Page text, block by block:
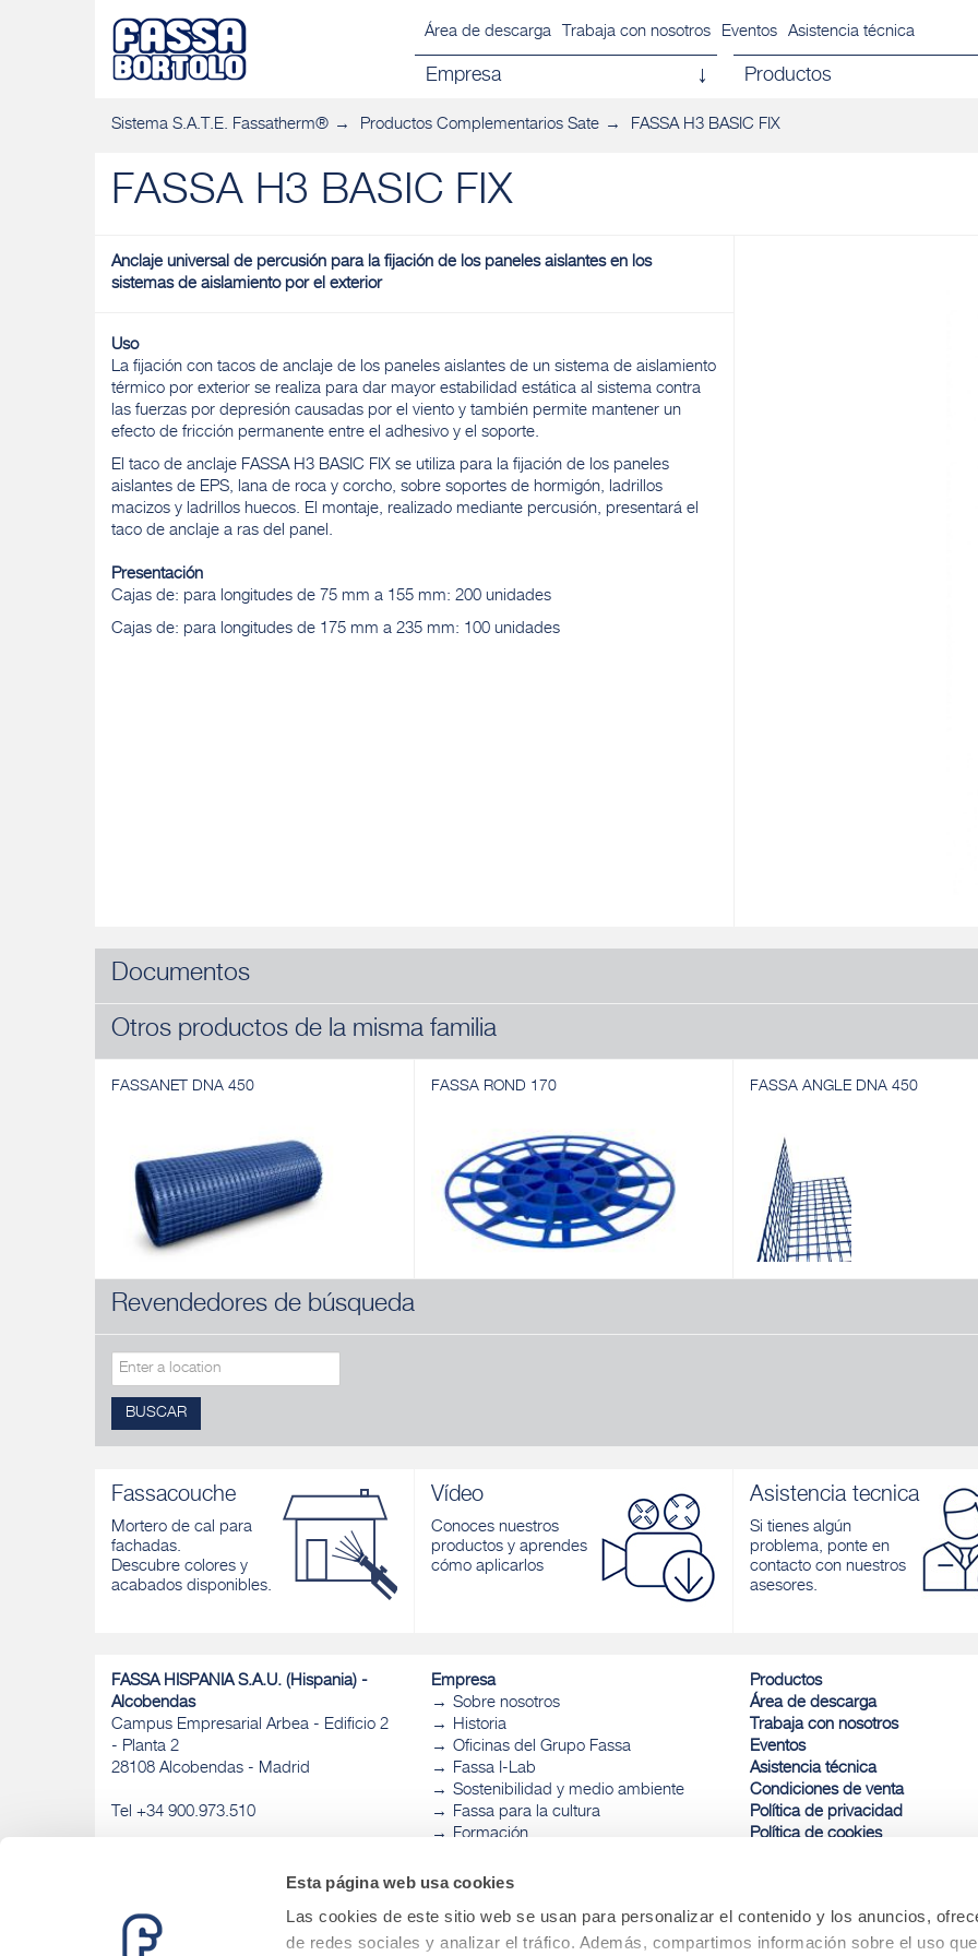
Esta página web usa cookies
Las cookies de este sitio web se usan para personalizar el contenido y los anuncios,
de redes sociales y analizar el tráfico. Además, compartimos información sobre el uso
Área de descarga Trabaja con nosotros Eventos Asistencia técnica
Empresa Productos
Sistema S.A.T.E. Fassatherm® Productos Complementarios Sate FASSA H3 BASIC FIX
FASSA H3 BASIC FIX
Anclaje universal de percusión para la fijación de los paneles aislantes en los
sistemas de aislamiento por el exterior
Uso
La fijación con tacos de anclaje de los paneles aislantes de un sistema de aislamiento
térmico por exterior se realiza para dar mayor estabilidad estática al sistema contra
las fuerzas por depresión causadas por el viento y también permite mantener un
efecto de fricción permanente entre el adhesivo y el soporte.
El taco de anclaje FASSA H3 BASIC FIX se utiliza para la fijación de los paneles
aislantes de EPS, lana de roca y corcho, sobre soportes de hormigón, ladrillos
macizos y ladrillos huecos. El montaje, realizado mediante percusión, presentará el
taco de anclaje a ras del panel.
Presentación
Cajas de: para longitudes de 75 mm a 155 mm: 200 unidades
Cajas de: para longitudes de 175 mm a 235 mm: 100 unidades
Documentos
Otros productos de la misma familia
FASSANET DNA 450
FASSANET DNA 450
de fibra de vidrio resistente a los álcalis
para sistema de aislamiento térmico
avanzado.
Descubrir
FASSA ROND 170
de tres espesores para sistema de
FASSA ANGLE DNA 450
de vidrio resistente a los álcalis.
Revendedores de búsqueda
BUSCAR
Fassacouche
Mortero de cal para
fachadas.
Descubre colores y
acabados disponibles.
Vídeo
Conoces nuestros
productos y aprendes
cómo aplicarlos
Asistencia tecnica
Si tienes algún
problema, ponte en
contacto con nuestros
asesores.
FASSA HISPANIA S.A.U. (Hispania) -
Alcobendas
Campus Empresarial Arbea - Edificio 2
- Planta 2
28108 Alcobendas - Madrid
Tel +34 900.973.510
Empresa
Sobre nosotros
Historia
Oficinas del Grupo Fassa
Fassa I-Lab
Sostenibilidad y medio ambiente
Fassa para la cultura
Formación
Productos
Área de descarga
Trabaja con nosotros
Eventos
Asistencia técnica
Condiciones de venta
Política de privacidad
Política de cookies
Gestión de pedidos
+ 34 900 973 510